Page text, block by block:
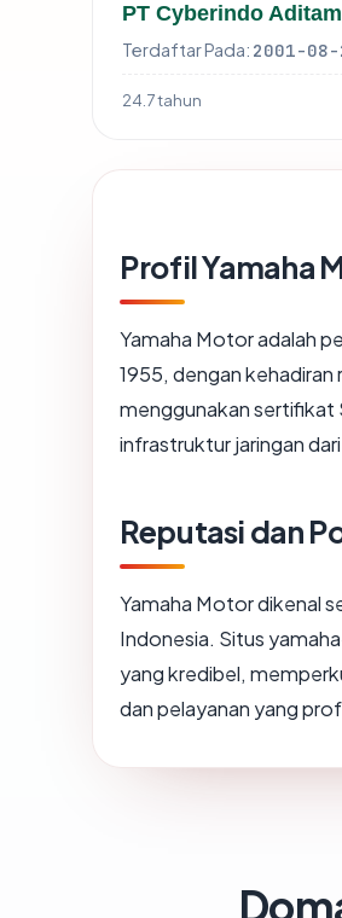
PT Cyberindo
Terdaftar Pada: 2001-08-
24.7 tahun
Profil Yamaha
Yamaha Motor adalah
1955, dengan
menggunakan sertifikat
infrastruktur jaringan
Reputasi dan
Yamaha Motor dikenal
Indonesia. Situs
yang kredibel,
dan pelayanan yang